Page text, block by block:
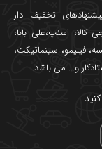
تخفیف دار
کالا، اسنپ،علی بابا،
،فیلیمو، سینماتیکت،
و... می باشد.